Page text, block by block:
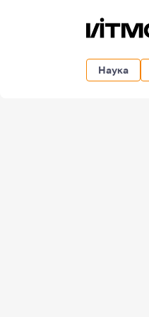
Наука